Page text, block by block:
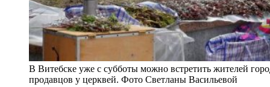
В Витебске уже с субботы можно встретить жителей
продавцов у церквей. Фото Светланы Васильевой